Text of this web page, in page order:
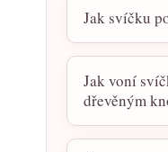
Jak svíčku
Jak voní
dřevěným